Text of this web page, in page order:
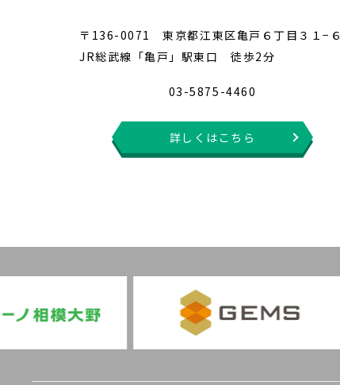
〒136-0071 東京都江東区亀戸６丁目３１−６
JR総武線「亀戸」駅東口 徒歩2分
03-5875-4460
詳しくはこちら